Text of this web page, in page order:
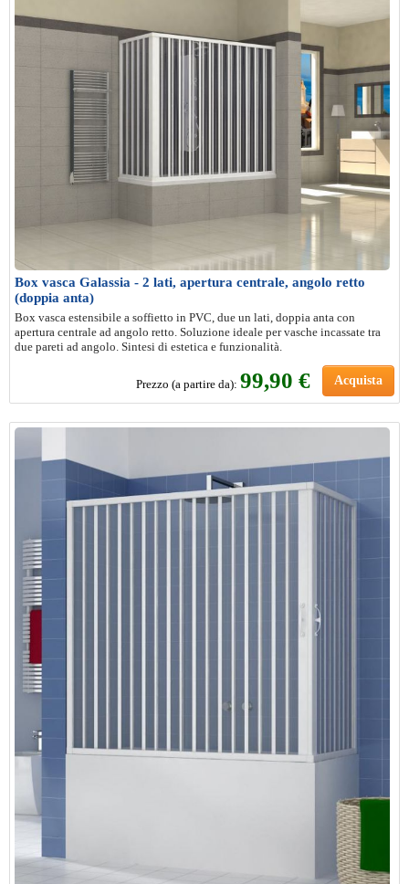
Box vasca Galassia - 2 lati, apertura centrale, angolo retto
(doppia anta)
Box vasca estensibile a soffietto in PVC, due un lati, doppia anta con
apertura centrale ad angolo retto. Soluzione ideale per vasche incassate tra
due pareti ad angolo. Sintesi di estetica e funzionalità.
Prezzo (a partire da): 99,90 € Acquista